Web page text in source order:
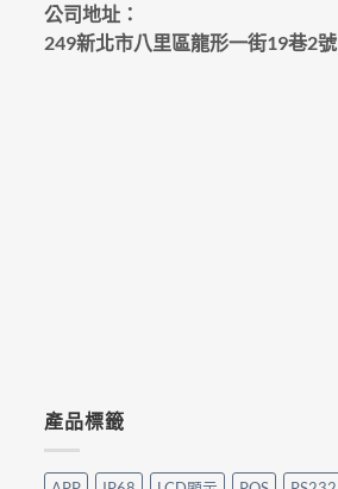
公司地址：
249新北市八里區龍形一街19巷2號
產品標籤